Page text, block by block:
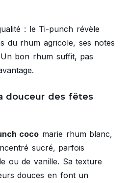
: le Ti-punch révèle
du rhum agricole, ses notes
bon rhum suffit, pas
douceur des fêtes
coco marie rhum blanc,
sucré, parfois
ou de vanille. Sa texture
douces en font un